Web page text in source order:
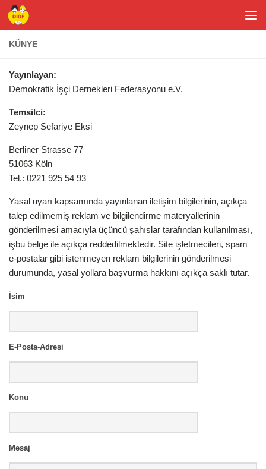
Skip to content
KÜNYE
Yayınlayan:
Demokratik İşçi Dernekleri Federasyonu e.V.
Temsilci:
Zeynep Sefariye Eksi
Berliner Strasse 77
51063 Köln
Tel.: 0221 925 54 93
Yasal uyarı kapsamında yayınlanan iletişim bilgilerinin, açıkça
talep edilmemiş reklam ve bilgilendirme materyallerinin
gönderilmesi amacıyla üçüncü şahıslar tarafından kullanılması,
işbu belge ile açıkça reddedilmektedir. Site işletmecileri, spam
e-postalar gibi istenmeyen reklam bilgilerinin gönderilmesi
durumunda, yasal yollara başvurma hakkını açıkça saklı tutar.
İsim
E-Posta-Adresi
Konu
Mesaj